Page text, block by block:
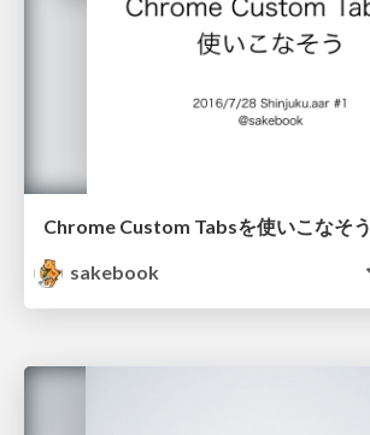
Chrome Custom Tabsを使いこなそう
sakebook